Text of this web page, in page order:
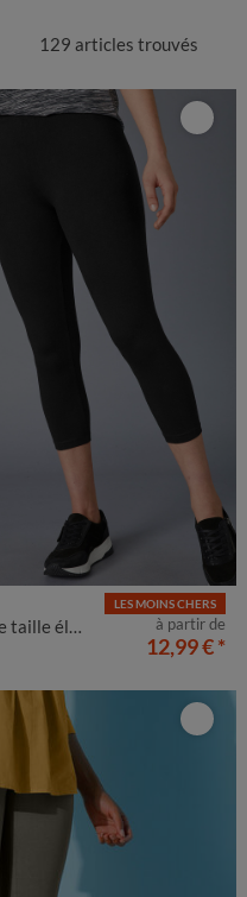
129 articles trouvés
50 52 54
élastiquée
LES MOINS CHERS
à partir de
12,99 €*